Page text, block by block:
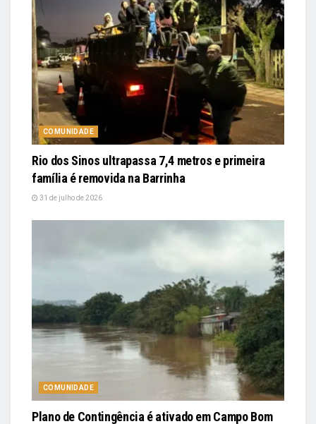
COMUNIDADE
Rio dos Sinos ultrapassa 7,4 metros e primeira
família é removida na Barrinha
31 de julho de 2026
COMUNIDADE
Plano de Contingência é ativado em Campo Bom